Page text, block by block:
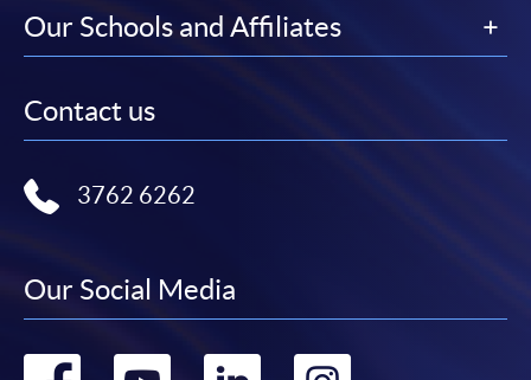
Our Schools and Affiliates
Contact us
3762 6262
Our Social Media